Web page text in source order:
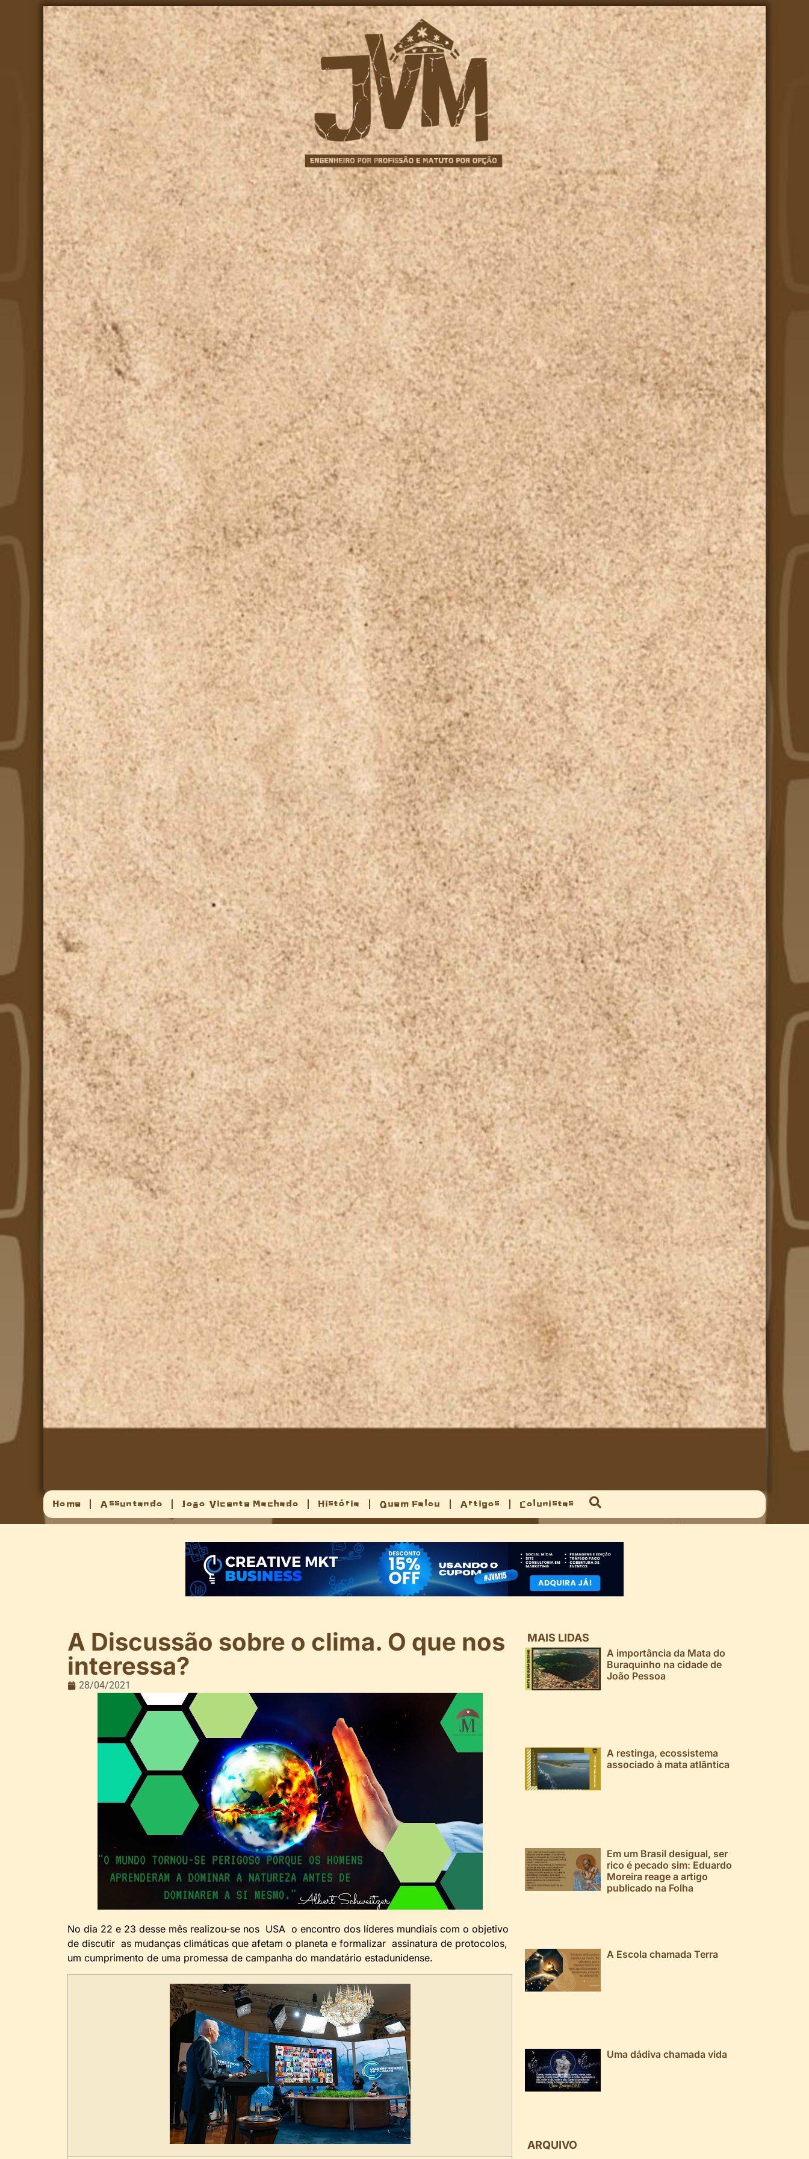
Home Assuntando João Vicente Machado História Quem Falou Artigos Colunistas
A Discussão sobre o clima. O que nos
interessa?
28/04/2021
No dia 22 e 23 desse mês realizou-se nos USA o encontro dos líderes mundiais com o objetivo
de discutir as mudanças climáticas que afetam o planeta e formalizar assinatura de protocolos,
um cumprimento de uma promessa de campanha do mandatário estadunidense.
MAIS LIDAS
A importância da Mata do
Buraquinho na cidade de
João Pessoa
A restinga, ecossistema
associado à mata atlântica
Em um Brasil desigual, ser
rico é pecado sim: Eduardo
Moreira reage a artigo
publicado na Folha
A Escola chamada Terra
Uma dádiva chamada vida
ARQUIVO